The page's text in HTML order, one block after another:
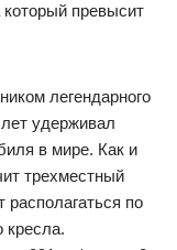
который превысит
легендарного
удерживал
в мире. Как и
трехместный
располагаться по
кресла.